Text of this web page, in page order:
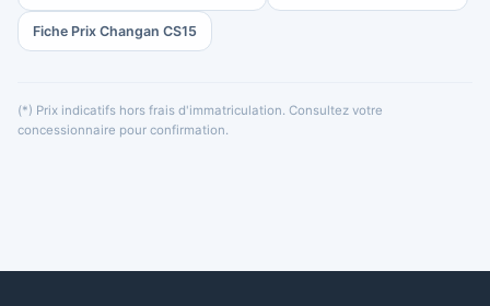
Fiche Prix Changan CS15
(*) Prix indicatifs hors frais d'immatriculation. Consultez votre
concessionnaire pour confirmation.